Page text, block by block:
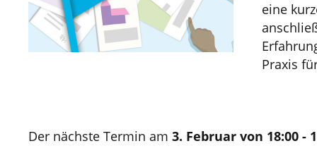
eine
Praxis
Der nächste Termin am 3. Februar von 18:00 -